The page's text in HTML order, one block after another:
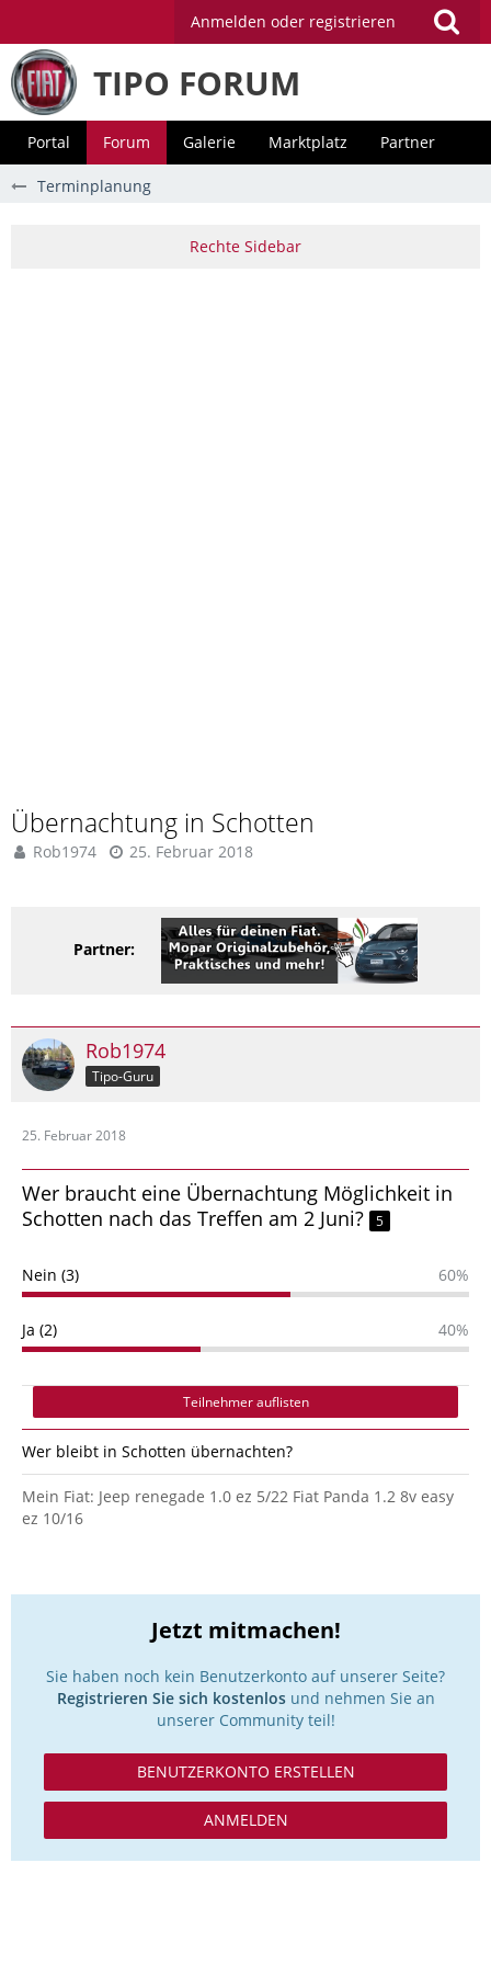
Anmelden oder registrieren
TIPO FORUM
Portal Forum Galerie Marktplatz Partner
Terminplanung
Übernachtung in Schotten
Rob1974 25. Februar 2018
Partner:
Rob1974
Tipo-Guru
25. Februar 2018
Wer braucht eine Übernachtung Möglichkeit in
Schotten nach das Treffen am 2 Juni?
5
Nein (3) 60%
Ja (2) 40%
Teilnehmer auflisten
Wer bleibt in Schotten übernachten?
Mein Fiat: Jeep renegade 1.0 ez 5/22 Fiat Panda 1.2 8v easy
ez 10/16
Jetzt mitmachen!
Sie haben noch kein Benutzerkonto auf unserer Seite?
Registrieren Sie sich kostenlosund nehmen Sie an
unserer Community teil!
BENUTZERKONTO ERSTELLEN
ANMELDEN